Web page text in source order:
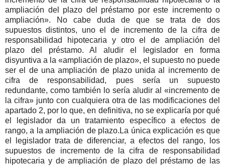
ampliación del plazo del préstamo por este incremento o
ampliación». No cabe duda de que se trata de dos
supuestos distintos, uno el de incremento de la cifra de
responsabilidad hipotecaria y otro el de ampliación del
plazo del préstamo. Al aludir el legislador en forma
disyuntiva a la «ampliación de plazo», el supuesto no puede
ser el de una ampliación de plazo unida al incremento de
cifra de responsabilidad, pues sería un supuesto
redundante, como también lo sería aludir al «incremento de
la cifra» junto con cualquiera otra de las modificaciones del
apartado 2, por lo que, en definitiva, no se explicaría por qué
el legislador da un tratamiento específico a efectos de
rango, a la ampliación de plazo.La única explicación es que
el legislador trata de diferenciar, a efectos del rango, los
supuestos de incremento de la cifra de responsabilidad
hipotecaria y de ampliación de plazo del préstamo de las